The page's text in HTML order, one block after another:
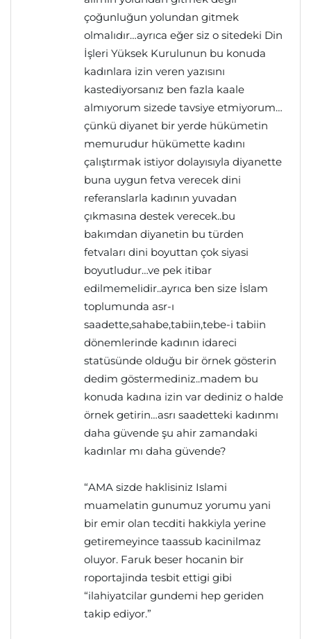
çoğunluğun yolundan gitmek
olmalıdır…ayrıca eğer siz o sitedeki Din
İşleri Yüksek Kurulunun bu konuda
kadınlara izin veren yazısını
kastediyorsanız ben fazla kaale
almıyorum sizede tavsiye etmiyorum…
çünkü diyanet bir yerde hükümetin
memurudur hükümette kadını
çalıştırmak istiyor dolayısıyla diyanette
buna uygun fetva verecek dini
referanslarla kadının yuvadan
çıkmasına destek verecek..bu
bakımdan diyanetin bu türden
fetvaları dini boyuttan çok siyasi
boyutludur…ve pek itibar
edilmemelidir..ayrıca ben size İslam
toplumunda asr-ı
saadette,sahabe,tabiin,tebe-i tabiin
dönemlerinde kadının idareci
statüsünde olduğu bir örnek gösterin
dedim göstermediniz..madem bu
konuda kadına izin var dediniz o halde
örnek getirin…asrı saadetteki kadınmı
daha güvende şu ahir zamandaki
kadınlar mı daha güvende?
“AMA sizde haklisiniz Islami
muamelatin gunumuz yorumu yani
bir emir olan tecditi hakkiyla yerine
getiremeyince taassub kacinilmaz
oluyor. Faruk beser hocanin bir
roportajinda tesbit ettigi gibi
“ilahiyatcilar gundemi hep geriden
takip ediyor.”